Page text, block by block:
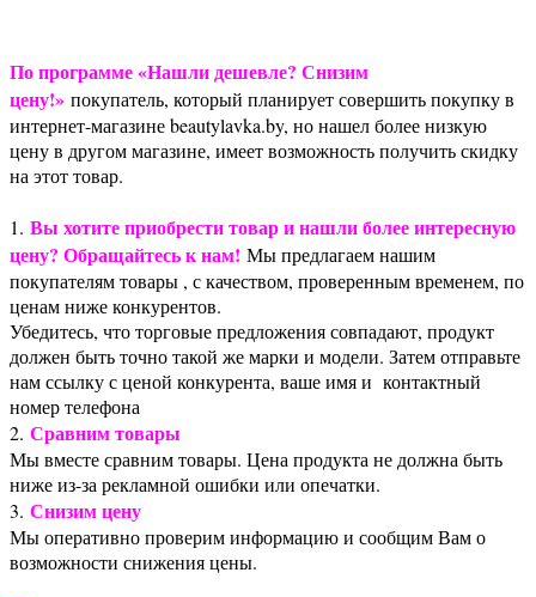
По программе «Нашли дешевле? Снизим
цену!» покупатель, который планирует совершить покупку в
интернет-магазине beautylavka.by, но нашел более низкую
цену в другом магазине, имеет возможность получить скидку
на этот товар.
1. Вы хотите приобрести товар и нашли более интересную
цену? Обращайтесь к нам! Мы предлагаем нашим
покупателям товары , с качеством, проверенным временем, по
ценам ниже конкурентов.
Убедитесь, что торговые предложения совпадают, продукт
должен быть точно такой же марки и модели. Затем отправьте
нам ссылку с ценой конкурента, ваше имя и контактный
номер телефона
2. Сравним товары
Мы вместе сравним товары. Цена продукта не должна быть
ниже из-за рекламной ошибки или опечатки.
3. Снизим цену
Мы оперативно проверим информацию и сообщим Вам о
возможности снижения цены.